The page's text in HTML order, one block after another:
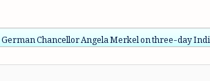
German Chancellor Angela Merkel on three-day